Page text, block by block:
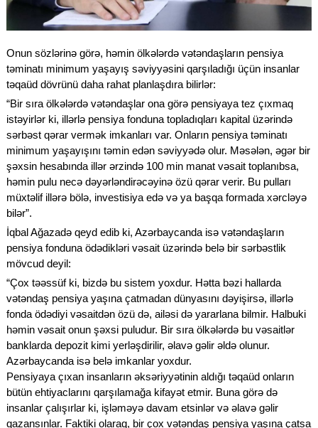
Onun sözlərinə görə, həmin ölkələrdə vətəndaşların pensiya
təminatı minimum yaşayış səviyyəsini qarşıladığı üçün insanlar
təqaüd dövrünü daha rahat planlaşdıra bilirlər:
“Bir sıra ölkələrdə vətəndaşlar ona görə pensiyaya tez çıxmaq
istəyirlər ki, illərlə pensiya fonduna topladıqları kapital üzərində
sərbəst qərar vermək imkanları var. Onların pensiya təminatı
minimum yaşayışını təmin edən səviyyədə olur. Məsələn, əgər bir
şəxsin hesabında illər ərzində 100 min manat vəsait toplanıbsa,
həmin pulu necə dəyərləndirəcəyinə özü qərar verir. Bu pulları
müxtəlif illərə bölə, investisiya edə və ya başqa formada xərcləyə
bilər”.
İqbal Ağazadə qeyd edib ki, Azərbaycanda isə vətəndaşların
pensiya fonduna ödədikləri vəsait üzərində belə bir sərbəstlik
mövcud deyil:
“Çox təəssüf ki, bizdə bu sistem yoxdur. Hətta bəzi hallarda
vətəndaş pensiya yaşına çatmadan dünyasını dəyişirsə, illərlə
fonda ödədiyi vəsaitdən özü də, ailəsi də yararlana bilmir. Halbuki
həmin vəsait onun şəxsi puludur. Bir sıra ölkələrdə bu vəsaitlər
banklarda depozit kimi yerləşdirilir, əlavə gəlir əldə olunur.
Azərbaycanda isə belə imkanlar yoxdur.
Pensiyaya çıxan insanların əksəriyyətinin aldığı təqaüd onların
bütün ehtiyaclarını qarşılamağa kifayət etmir. Buna görə də
insanlar çalışırlar ki, işləməyə davam etsinlər və əlavə gəlir
qazansınlar. Faktiki olaraq, bir çox vətəndaş pensiya yaşına çatsa